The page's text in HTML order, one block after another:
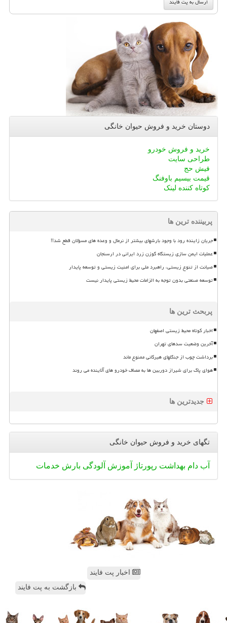
دوستان خرید و فروش حیوان خانگی
خرید و فروش خودرو
طراحی سایت
فیش حج
قیمت بیسیم باوفنگ
کوتاه کننده لینک
پربیننده ترین ها
جریان زاینده رود با وجود بارشهای بیشتر از نرمال و وعده های مسؤلان قطع شد!!
عملیات ایمن سازی زیستگاه گوزن زرد ایرانی در ارسنجان
صیانت از تنوع زیستی، راهبرد ملی برای امنیت زیستی و توسعه پایدار
توسعه صنعتی بدون توجه به الزامات محیط زیستی پایدار نیست
پربحث ترین ها
اخبار کوتاه محیط زیستی اصفهان
آخرین وضعیت سدهای تهران
برداشت چوب از جنگلهای هیرکانی ممنوع ماند
هوای پاک برای شیراز دوربین ها به مصاف خودرو های آلاینده می روند
جدیدترین ها
تگهای خرید و فروش حیوان خانگی
آب دام بهداشت رپورتاژ آموزش آلودگی بارش خدمات
اخبار پت فایند
بازگشت به پت فایند